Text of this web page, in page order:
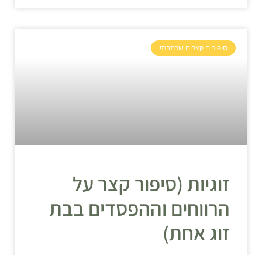
סיפורים קצרים שכתבתי
זוגיות (סיפור קצר על
הרווחים וההפסדים בבת
זוג אחת)